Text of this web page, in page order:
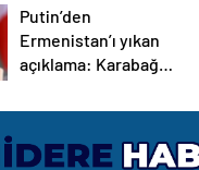
Putin’den
Ermenistan’ı yıkan
açıklama: Karabağ
ayrılmaz bir